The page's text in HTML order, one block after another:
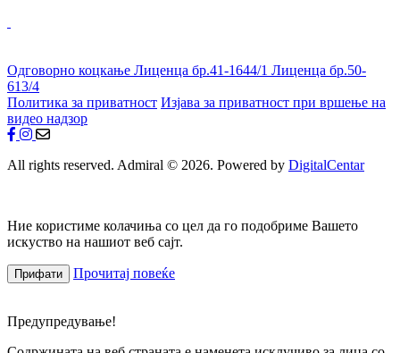
Одговорно коцкање Лиценца бр.41-1644/1 Лиценца бр.50-
613/4
Политика за приватност Изјава за приватност при вршење на
видео надзор
All rights reserved. Admiral © 2026. Powered by DigitalCentar
Ние користиме колачиња со цел да го подобриме Вашето
искуство на нашиот веб сајт.
Прифати Прочитај повеќе
Предупредување!